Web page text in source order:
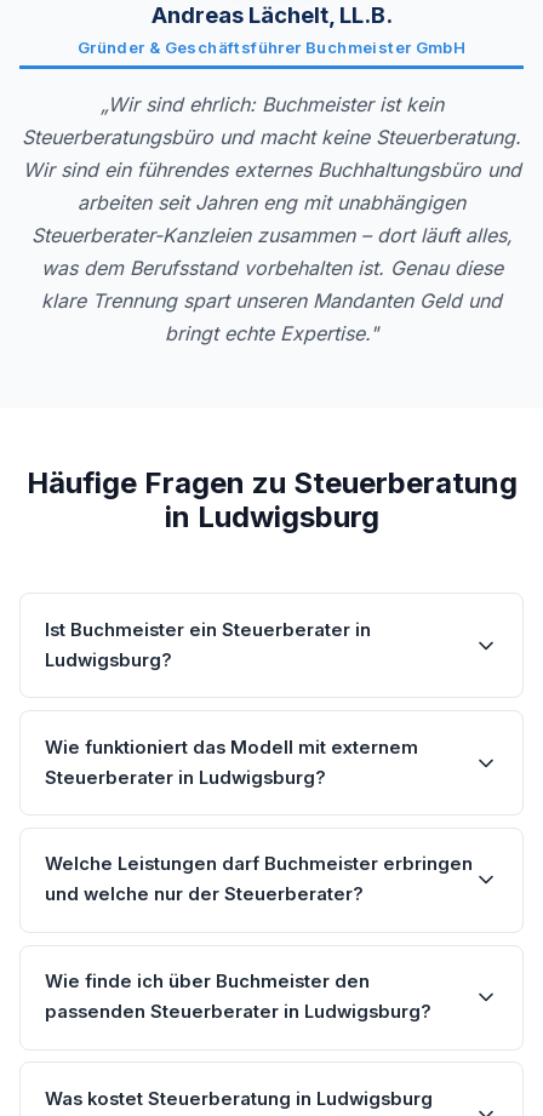
Andreas Lächelt, LL.B.
Gründer & Geschäftsführer Buchmeister GmbH
„Wir sind ehrlich: Buchmeister ist kein
Steuerberatungsbüro und macht keine Steuerberatung.
Wir sind ein führendes externes Buchhaltungsbüro und
arbeiten seit Jahren eng mit unabhängigen
Steuerberater-Kanzleien zusammen – dort läuft alles,
was dem Berufsstand vorbehalten ist. Genau diese
klare Trennung spart unseren Mandanten Geld und
bringt echte Expertise."
Häufige Fragen zu Steuerberatung
in Ludwigsburg
Ist Buchmeister ein Steuerberater in
Ludwigsburg?
Wie funktioniert das Modell mit externem
Steuerberater in Ludwigsburg?
Welche Leistungen darf Buchmeister erbringen
und welche nur der Steuerberater?
Wie finde ich über Buchmeister den
passenden Steuerberater in Ludwigsburg?
Was kostet Steuerberatung in Ludwigsburg